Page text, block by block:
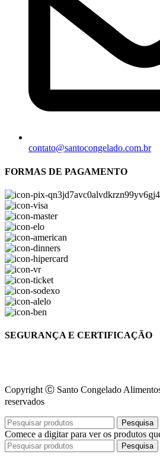
contato@santocongelado.com.br
FORMAS DE PAGAMENTO
SEGURANÇA E CERTIFICAÇÃO
Copyright Ⓒ Santo Congelado
reservados
Pesquisa
Comece a digitar para ver os produtos
Pesquisa